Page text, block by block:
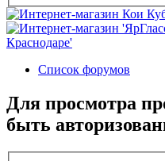
Список форумов
Для просмотра
быть